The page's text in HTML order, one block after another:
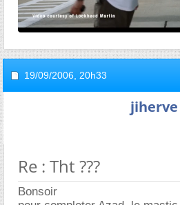
19/09/2006, 20h33
jiherve
Re : Tht ???
Bonsoir